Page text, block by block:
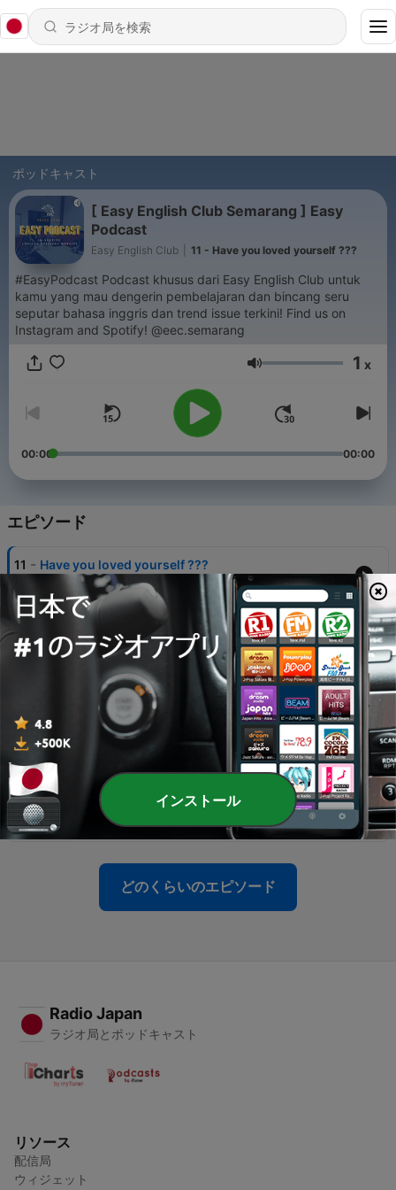
ポッドキャスト
[ Easy English Club Semarang ] Easy
Podcast
Easy English Club 11 - Have you loved yourself ???
#EasyPodcast Podcast khusus dari Easy English Club untuk
kamu yang mau dengerin pembelajaran dan bincang seru
seputar bahasa inggris dan trend issue terkini! Find us on
Instagram and Spotify! @eec.semarang
音量 1 x
00:00 00:00
エピソード
11 - Have you loved yourself ???
10 - (Easy Podcast) Hello 2022
30 1月 2022
(Easy Podcast) Toxic Relationship
8 - (Easy Podcast) Learned from 2020, Hope for 2021
- (Easy Podcast) Get to Know More About EEC
Semarang
29 12月 2020
どのくらいのエピソード
Radio Japan
ラジオ局とポッドキャスト
リソース
配信局
ウィジェット
インストール